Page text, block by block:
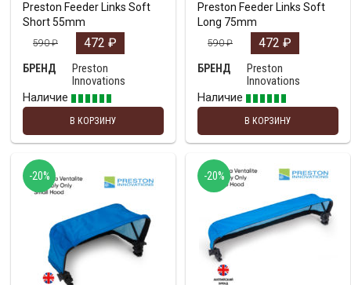
Preston Feeder Links Soft
Short 55mm
590₽ 472 ₽
БРЕНД
Preston
Innovations
Наличие
В КОРЗИНУ
Preston Feeder Links Soft
Long 75mm
590₽ 472 ₽
БРЕНД
Preston
Innovations
Наличие
В КОРЗИНУ
-20% -20%